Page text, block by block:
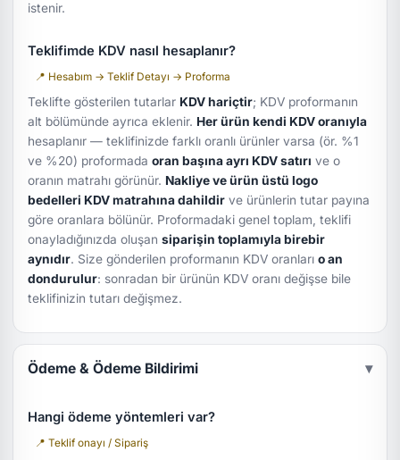
istenir.
Teklifimde KDV nasıl hesaplanır?
📍 Hesabım → Teklif Detayı → Proforma
Teklifte gösterilen tutarlar KDV hariçtir; KDV proformanın
alt bölümünde ayrıca eklenir. Her ürün kendi KDV oranıyla
hesaplanır — teklifinizde farklı oranlı ürünler varsa (ör. %1
ve %20) proformadaoran başına ayrı KDV satırı ve o
oranın matrahı görünür. Nakliye ve ürün üstü logo
bedelleri KDV matrahına dahildir ve ürünlerin tutar payına
göre oranlara bölünür. Proformadaki genel toplam, teklifi
onayladığınızda oluşansiparişin toplamıyla birebir
aynıdır. Size gönderilen proformanın KDV oranlarıo an
dondurulur: sonradan bir ürünün KDV oranı değişse bile
teklifinizin tutarı değişmez.
Ödeme & Ödeme Bildirimi ▾
Hangi ödeme yöntemleri var?
📍 Teklif onayı / Sipariş